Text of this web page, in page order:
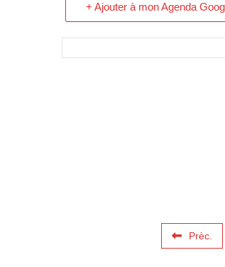
+ Ajouter à mon Agenda
Prèc.